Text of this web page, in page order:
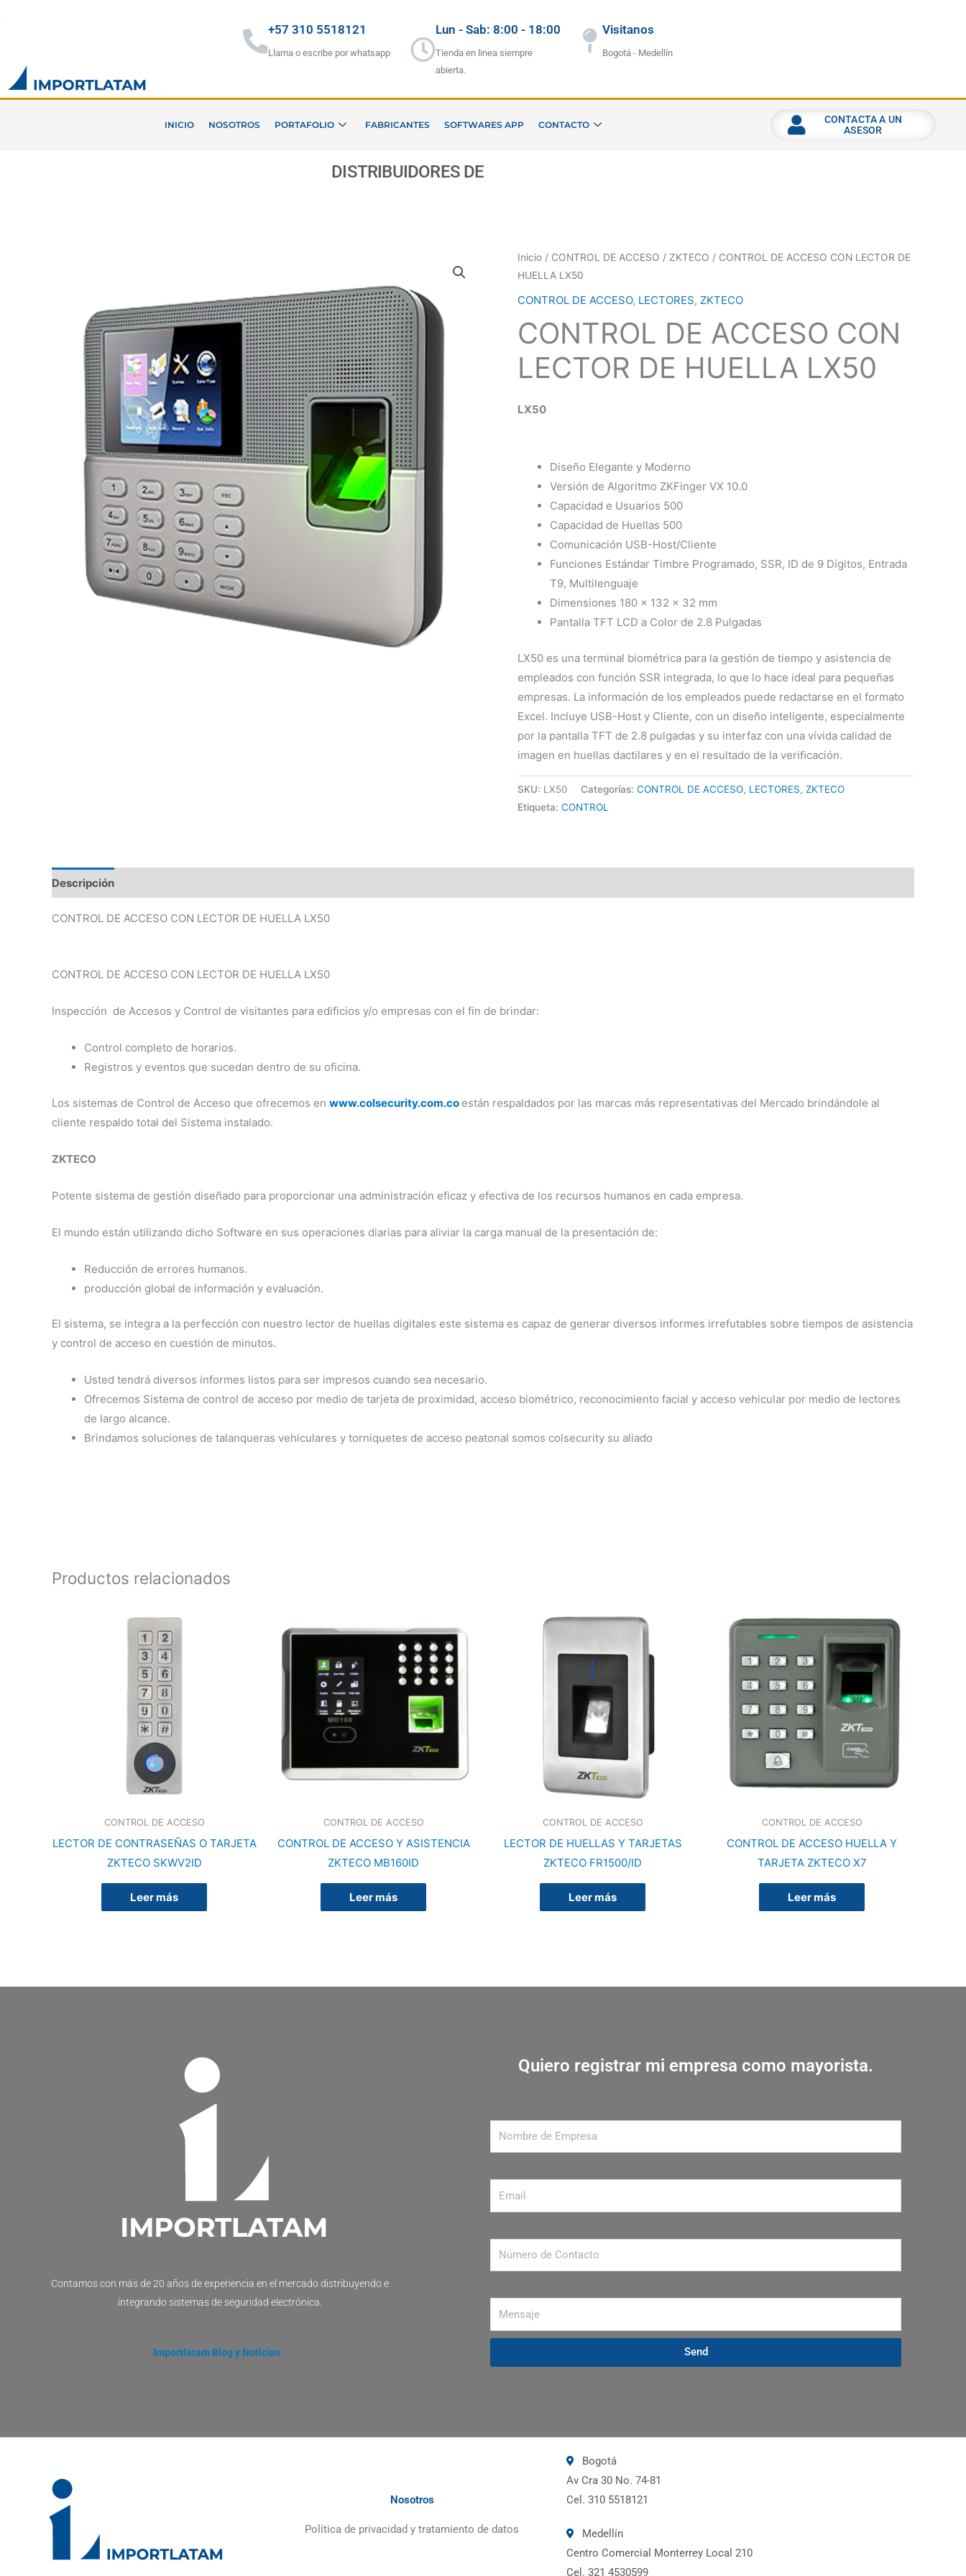
+57 310 5518121
Llama o escribe por whatsapp
Lun - Sab: 8:00 - 18:00
Tienda en linea siempre
abierta.
Visitanos
Bogotá - Medellín
INICIO NOSOTROS PORTAFOLIO FABRICANTES SOFTWARES APP CONTACTO
CONTACTA A UN
ASESOR
DISTRIBUIDORES DESE
Inicio / CONTROL DE ACCESO / ZKTECO / CONTROL DE ACCESO CON LECTOR DE
HUELLA LX50
CONTROL DE ACCESO, LECTORES, ZKTECO
CONTROL DE ACCESO CON
LECTOR DE HUELLA LX50
LX50
Diseño Elegante y Moderno
Versión de Algoritmo ZKFinger VX 10.0
Capacidad e Usuarios 500
Capacidad de Huellas 500
Comunicación USB-Host/Cliente
Funciones Estándar Timbre Programado, SSR, ID de 9 Dígitos, Entrada
T9, Multilenguaje
Dimensiones 180 x 132 x 32 mm
Pantalla TFT LCD a Color de 2.8 Pulgadas
LX50 es una terminal biométrica para la gestión de tiempo y asistencia de
empleados con función SSR integrada, lo que lo hace ideal para pequeñas
empresas. La información de los empleados puede redactarse en el formato
Excel. Incluye USB-Host y Cliente, con un diseño inteligente, especialmente
por la pantalla TFT de 2.8 pulgadas y su interfaz con una vívida calidad de
imagen en huellas dactilares y en el resultado de la veriﬁcación.
SKU: LX50 Categorías: CONTROL DE ACCESO, LECTORES, ZKTECO
Etiqueta: CONTROL
Descripción
CONTROL DE ACCESO CON LECTOR DE HUELLA LX50
CONTROL DE ACCESO CON LECTOR DE HUELLA LX50
Inspección de Accesos y Control de visitantes para edificios y/o empresas con el fin de brindar:
Control completo de horarios.
Registros y eventos que sucedan dentro de su oficina.
Los sistemas de Control de Acceso que ofrecemos en www.colsecurity.com.co están respaldados por las marcas más representativas del Mercado brindándole al
cliente respaldo total del Sistema instalado.
ZKTECO
Potente sistema de gestión diseñado para proporcionar una administración eficaz y efectiva de los recursos humanos en cada empresa.
El mundo están utilizando dicho Software en sus operaciones diarias para aliviar la carga manual de la presentación de:
Reducción de errores humanos.
producción global de información y evaluación.
El sistema, se integra a la perfección con nuestro lector de huellas digitales este sistema es capaz de generar diversos informes irrefutables sobre tiempos de asistencia
y control de acceso en cuestión de minutos.
Usted tendrá diversos informes listos para ser impresos cuando sea necesario.
Ofrecemos Sistema de control de acceso por medio de tarjeta de proximidad, acceso biométrico, reconocimiento facial y acceso vehicular por medio de lectores
de largo alcance.
Brindamos soluciones de talanqueras vehiculares y torniquetes de acceso peatonal somos colsecurity su aliado
Productos relacionados
CONTROL DE ACCESO
LECTOR DE CONTRASEÑAS O TARJETA
ZKTECO SKWV2ID
Leer más
CONTROL DE ACCESO
CONTROL DE ACCESO Y ASISTENCIA
ZKTECO MB160ID
Leer más
CONTROL DE ACCESO
LECTOR DE HUELLAS Y TARJETAS
ZKTECO FR1500/ID
Leer más
CONTROL DE ACCESO
CONTROL DE ACCESO HUELLA Y
TARJETA ZKTECO X7
Leer más
Contamos con más de 20 años de experiencia en el mercado distribuyendo e
integrando sistemas de seguridad electrónica.
Importlatam Blog y Noticias
Quiero registrar mi empresa como mayorista.
Send
Nosotros
Política de privacidad y tratamiento de datos
Bogotá
Av Cra 30 No. 74-81
Cel. 310 5518121
Medellín
Centro Comercial Monterrey Local 210
Cel. 321 4530599